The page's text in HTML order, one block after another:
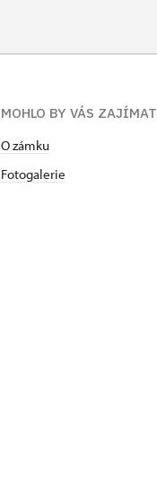
MOHLO BY VÁS ZAJÍMAT
O zámku
Fotogalerie